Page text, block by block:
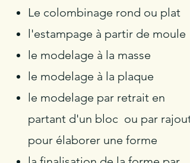
Le colombinage rond ou plat
l'estampage à partir de moule
le modelage à la masse
le modelage à la plaque
le modelage par retrait en
partant d'un bloc ou par rajout
pour élaborer une forme